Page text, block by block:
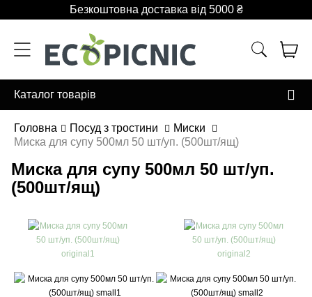
Безкоштовна доставка від 5000 ₴
Каталог товарів
Головна Посуд з тростини
Миски
Миска для супу 500мл 50 шт/уп. (500шт/ящ)
Миска для супу 500мл 50 шт/уп.
(500шт/ящ)